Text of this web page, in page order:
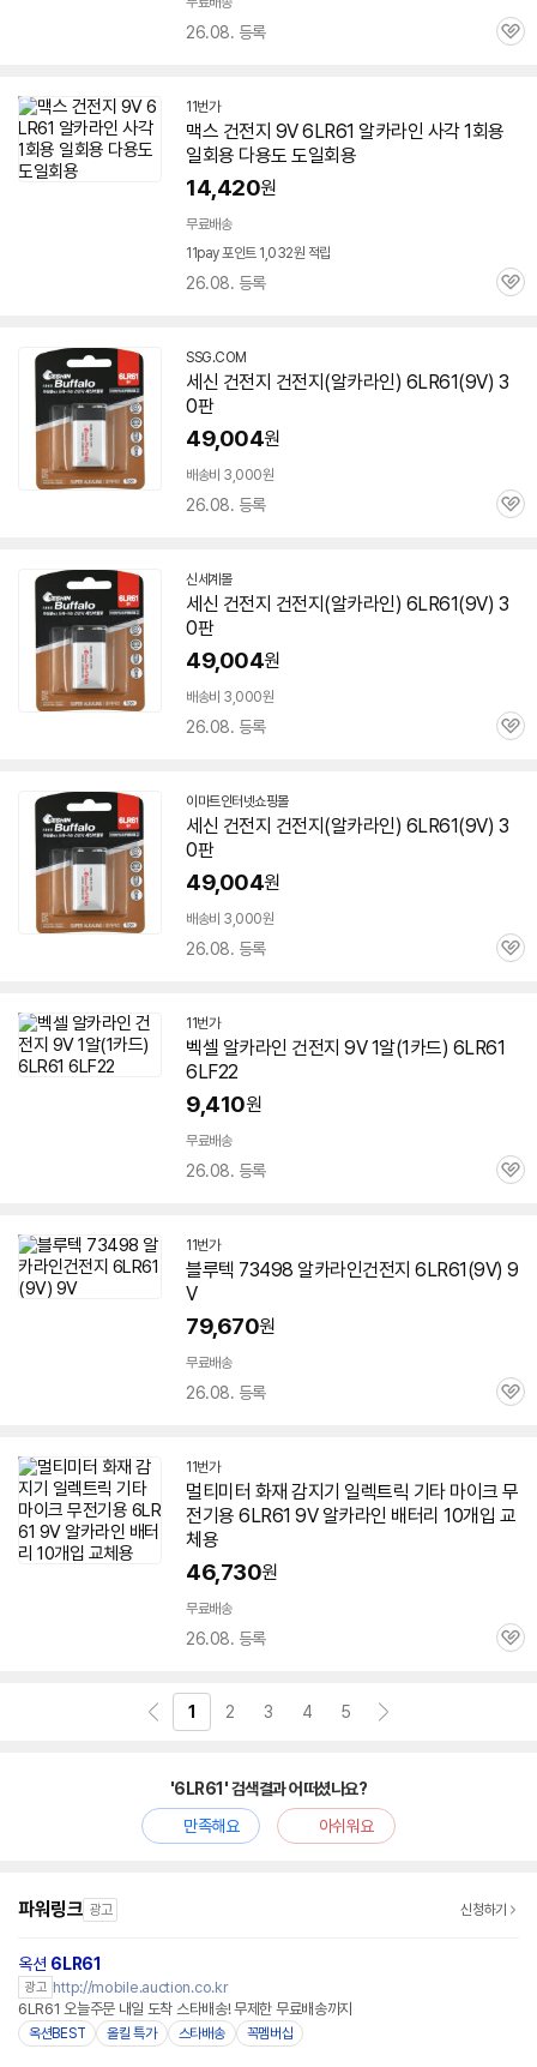
26.08. 등록
관
11번가
맥스 건전지 9V6LR61 알카라인 사각 1회용
일회용 다용도 도일회용
14,420원
무료배송
11pay 포인트 1,032원 적립
26.08. 등록
관
SSG.COM
세신 건전지 건전지(알카라인) 6LR61(9V) 3
0판
49,004원
배송비 3,000원
26.08. 등록
관
신세계몰
세신 건전지 건전지(알카라인) 6LR61(9V) 3
0판
49,004원
배송비 3,000원
26.08. 등록
관
이마트인터넷쇼핑몰
세신 건전지 건전지(알카라인) 6LR61(9V) 3
0판
49,004원
배송비 3,000원
26.08. 등록
관
11번가
벡셀 알카라인 건전지 9V 1알(1카드) 6LR61
6LF22
9,410원
무료배송
26.08. 등록
관
11번가
블루텍 73498 알카라인건전지 6LR61(9V) 9
V
79,670원
무료배송
26.08. 등록
관
11번가
멀티미터 화재 감지기 일렉트릭 기타 마이크 무
전기용 6LR61 9V 알카라인 배터리 10개입 교
체용
46,730원
무료배송
26.08. 등록
관
1 2 3 4 5
'6LR61' 검색결과 어떠셨나요?
만족해요
아쉬워요
파워링크 광고 신청하기
옥션 6LR61
광고 http://mobile.auction.co.kr
6LR61 오늘주문 내일 도착 스타배송! 무제한 무료배송까지
옥션BEST 올킬 특가 스타배송 꼭멤버십